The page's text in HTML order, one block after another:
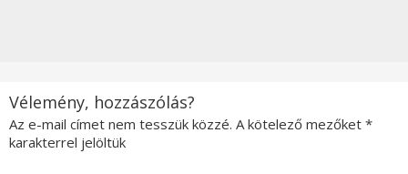
Vélemény, hozzászólás?
Az e-mail címet nem tesszük közzé. A kötelező mezőket *
karakterrel jelöltük